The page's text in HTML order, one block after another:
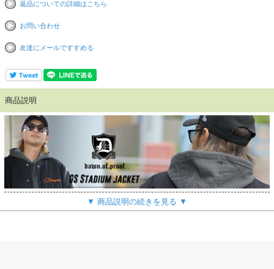
返品についての詳細はこちら
お問い合わせ
友達にメールですすめる
商品説明
▼ 商品説明の続きを見る ▼